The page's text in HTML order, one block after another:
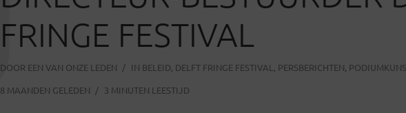
FRINGE FESTIVAL
DOOR EEN VAN ONZE LEDEN IN BELEID, DELFT FRINGE FESTIVAL , PERSBERICHTEN,
8 MAANDEN GELEDEN
3 MINUTEN LEESTIJD